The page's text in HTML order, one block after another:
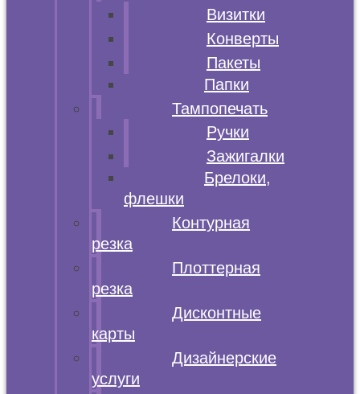
Визитки
Конверты
Пакеты
Папки
Тампопечать
Ручки
Зажигалки
Брелоки,
флешки
Контурная
резка
Плоттерная
резка
Дисконтные
карты
Дизайнерские
услуги